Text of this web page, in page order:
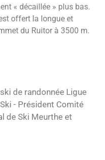
« décaillée » plus bas.
offert la longue et
du Ruitor à 3500 m.
de randonnée Ligue
- Président Comité
de Ski Meurthe et